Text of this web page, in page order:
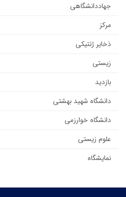
جهاددانشگاهی
مرکز
ذخایر ژنتیکی
زیستی
بازدید
دانشگاه شهید بهشتی
دانشگاه خوارزمی
علوم زیستی
نمایشگاه